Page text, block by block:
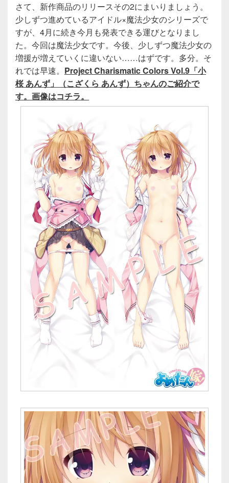
さて、新作商品のリリースその2にまいりましょう。
少しずつ進めているアイドル×魔法少女のシリーズで
すが、4月に続き今月も発表できる運びとなりまし
た。今回は魔法少女です。今後、少しずつ魔法少女の
増援が増えていくに違いない……はずです。多分。そ
れでは早速。 Project Charismatic Colors Vol.9「小
桜 あんず」（こざくら あんず）ちゃんのご紹介で
す。画像はコチラ。